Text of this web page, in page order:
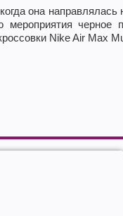
она направлялась
черное
Nike Air Max